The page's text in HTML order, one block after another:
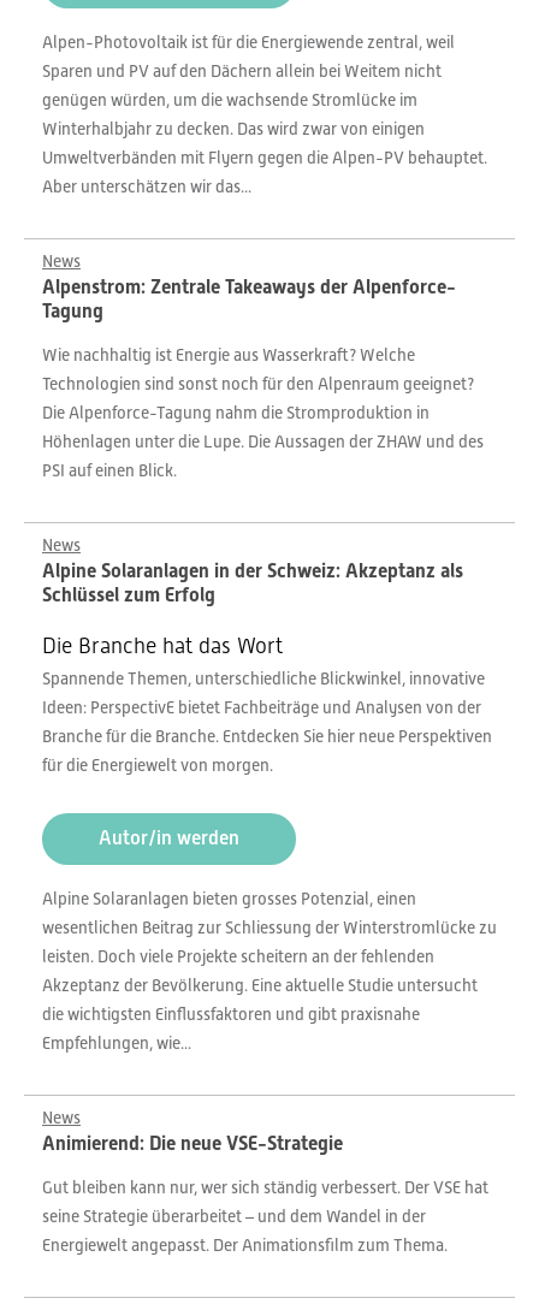
Alpen-Photovoltaik ist für die Energiewende zentral, weil
Sparen und PV auf den Dächern allein bei Weitem nicht
genügen würden, um die wachsende Stromlücke im
Winterhalbjahr zu decken. Das wird zwar von einigen
Umweltverbänden mit Flyern gegen die Alpen-PV behauptet.
Aber unterschätzen wir das...
News
Alpenstrom: Zentrale Takeaways der Alpenforce-
Tagung
Wie nachhaltig ist Energie aus Wasserkraft? Welche
Technologien sind sonst noch für den Alpenraum geeignet?
Die Alpenforce-Tagung nahm die Stromproduktion in
Höhenlagen unter die Lupe. Die Aussagen der ZHAW und des
PSI auf einen Blick.
News
Alpine Solaranlagen in der Schweiz: Akzeptanz als
Schlüssel zum Erfolg
Die Branche hat das Wort
Spannende Themen, unterschiedliche Blickwinkel, innovative
Ideen: PerspectivE bietet Fachbeiträge und Analysen von der
Branche für die Branche. Entdecken Sie hier neue Perspektiven
für die Energiewelt von morgen.
Autor/in werden
Alpine Solaranlagen bieten grosses Potenzial, einen
wesentlichen Beitrag zur Schliessung der Winterstromlücke zu
leisten. Doch viele Projekte scheitern an der fehlenden
Akzeptanz der Bevölkerung. Eine aktuelle Studie untersucht
die wichtigsten Einflussfaktoren und gibt praxisnahe
Empfehlungen, wie...
News
Animierend: Die neue VSE-Strategie
Gut bleiben kann nur, wer sich ständig verbessert. Der VSE hat
seine Strategie überarbeitet – und dem Wandel in der
Energiewelt angepasst. Der Animationsfilm zum Thema.